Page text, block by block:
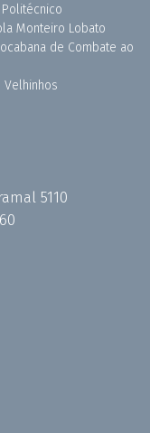
Monteiro Lobato
de Combate ao
Velhinhos
5110